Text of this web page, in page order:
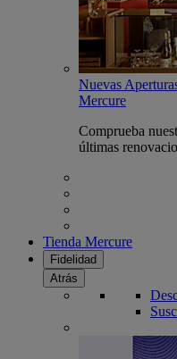
Nuevas
Mercure
Comprueba
últimas
Tienda Mercure
Fidelidad
Atrás